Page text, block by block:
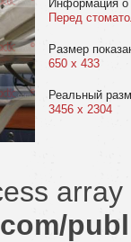
Информация
Перед
Размер
650 x 433
Реальный
3456 x 2304